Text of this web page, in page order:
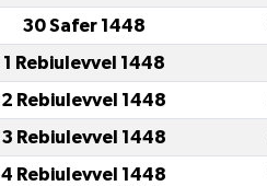
30 Safer 1448
1 Rebiulevvel 1448
2 Rebiulevvel 1448
3 Rebiulevvel 1448
4 Rebiulevvel 1448